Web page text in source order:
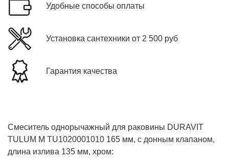
Удобные способы оплаты
Установка сантехники от 2 500 руб
Гарантия качества
Смеситель однорычажный для раковины DURAVIT
TULUM М TU1020001010 165 мм, с донным клапаном,
длина излива 135 мм, хром: